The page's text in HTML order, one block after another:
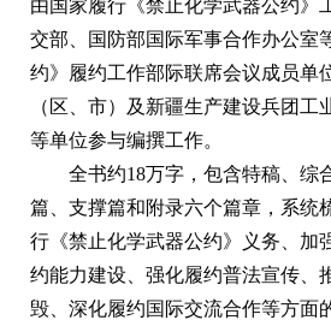
由国家履行《禁止化学武器公约》
交部、国防部国际军事合作办公室
约》履约工作部际联席会议成员单
（区、市）及新疆生产建设兵团工
等单位参与编撰工作。
全书约18万字，包含特稿、综
篇、支撑篇和附录六个篇章，系统
行《禁止化学武器公约》义务、加
约能力建设、强化履约普法宣传、
毁、深化履约国际交流合作等方面